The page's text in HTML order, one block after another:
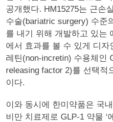
공개했다. HM15275는 근손
수술(bariatric surgery) 수준
를 내기 위해 개발하고 있는
에서 효과를 볼 수 있게 디자
레틴(non-incretin) 수용체인
releasing factor 2)를 선택적
이다.
이와 동시에 한미약품은 국
비만 치료제로 GLP-1 약물 ‘